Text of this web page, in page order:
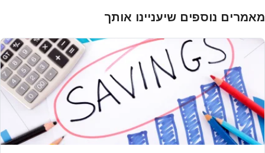
מאמרים נוספים שיעניינו אותך